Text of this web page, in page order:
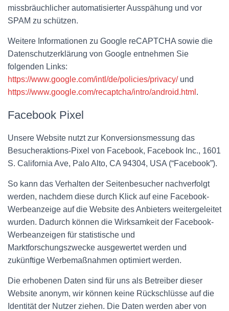
missbräuchlicher automatisierter Ausspähung und vor
SPAM zu schützen.
Weitere Informationen zu Google reCAPTCHA sowie die
Datenschutzerklärung von Google entnehmen Sie
folgenden Links:
https://www.google.com/intl/de/policies/privacy/und
https://www.google.com/recaptcha/intro/android.html .
Facebook Pixel
Unsere Website nutzt zur Konversionsmessung das
Besucheraktions-Pixel von Facebook, Facebook Inc., 1601
S. California Ave, Palo Alto, CA 94304, USA (“Facebook”).
So kann das Verhalten der Seitenbesucher nachverfolgt
werden, nachdem diese durch Klick auf eine Facebook-
Werbeanzeige auf die Website des Anbieters weitergeleitet
wurden. Dadurch können die Wirksamkeit der Facebook-
Werbeanzeigen für statistische und
Marktforschungszwecke ausgewertet werden und
zukünftige Werbemaßnahmen optimiert werden.
Die erhobenen Daten sind für uns als Betreiber dieser
Website anonym, wir können keine Rückschlüsse auf die
Identität der Nutzer ziehen. Die Daten werden aber von